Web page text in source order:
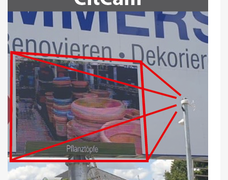
PLZ 4
PLZ 5
PLZ 6
PLZ 7
PLZ 8
PLZ 9
HILFE
MEIN KONTO